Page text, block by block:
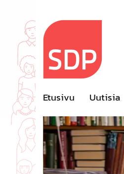
content
Etusivu Uutisia